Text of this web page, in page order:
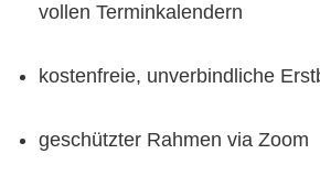
vollen Terminkalendern
kostenfreie, unverbindliche
geschützter Rahmen via Zoom